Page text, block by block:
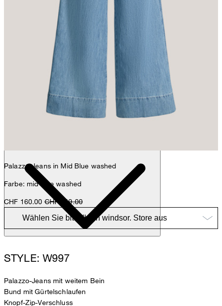
Palazzo-Jeans in Mid Blue washed
Farbe: mid blue washed
CHF 160.00 CHF 349.00
STYLE: W997
Palazzo-Jeans mit weitem Bein
Bund mit Gürtelschlaufen
Knopf-Zip-Verschluss